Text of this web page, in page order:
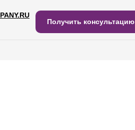
Получить консультацию
Получить консультацию